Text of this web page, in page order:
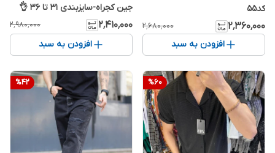
کد۵۵
۲٬۳۶۰٬۰۰۰ ۲٬۶۸۰٬۰۰۰
افزودن به سبد
جین کجراه-سایزبندی ۳۱ تا ۳۶ 👌
۲٬۴۱۰٬۰۰۰ ۲٬۹۸۰٬۰۰۰
افزودن به سبد
%60
%42